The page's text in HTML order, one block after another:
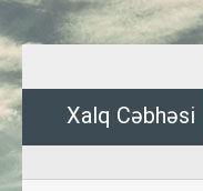
Xalq Cəbhəsi